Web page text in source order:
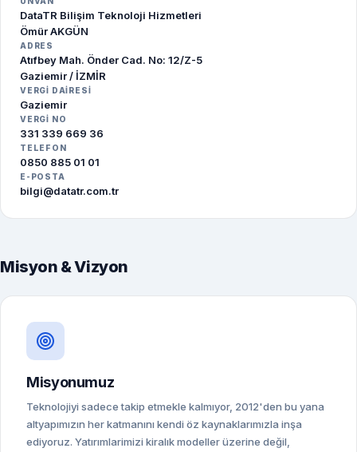
DataTR Bilişim Teknoloji Hizmetleri
Ömür AKGÜN
ADRES
Atıfbey Mah. Önder Cad. No: 12/Z-5
Gaziemir / İZMİR
VERGİ DAİRESİ
Gaziemir
VERGİ NO
331 339 669 36
TELEFON
0850 885 01 01
E-POSTA
bilgi@datatr.com.tr
Misyon & Vizyon
Misyonumuz
Teknolojiyi sadece takip etmekle kalmıyor, 2012'den bu yana
altyapımızın her katmanını kendi öz kaynaklarımızla inşa
ediyoruz. Yatırımlarimizi kiralık modeller üzerine değil,